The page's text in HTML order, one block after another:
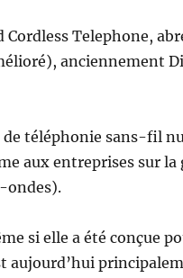
Telephone,
anciennement
de téléphonie sans-fil
aux entreprises sur la
ondes).
si elle a été conçue
aujourd’hui